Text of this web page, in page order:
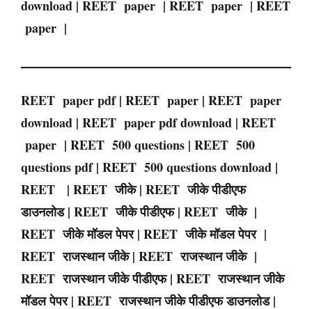
download | REET paper | REET paper | REET
paper |
REET paper pdf | REET paper | REET paper
download | REET paper pdf download | REET
paper | REET 500 questions | REET 500
questions pdf | REET 500 questions download |
REET | REET जीके | REET जीके पीडीएफ
डाउनलोड | REET जीके पीडीएफ | REET जीके |
REET जीके मॉडल पेपर | REET जीके मॉडल पेपर |
REET राजस्थान जीके | REET राजस्थान जीके |
REET राजस्थान जीके पीडीएफ | REET राजस्थान जीके
मॉडल पेपर | REET राजस्थान जीके पीडीएफ डाउनलोड |